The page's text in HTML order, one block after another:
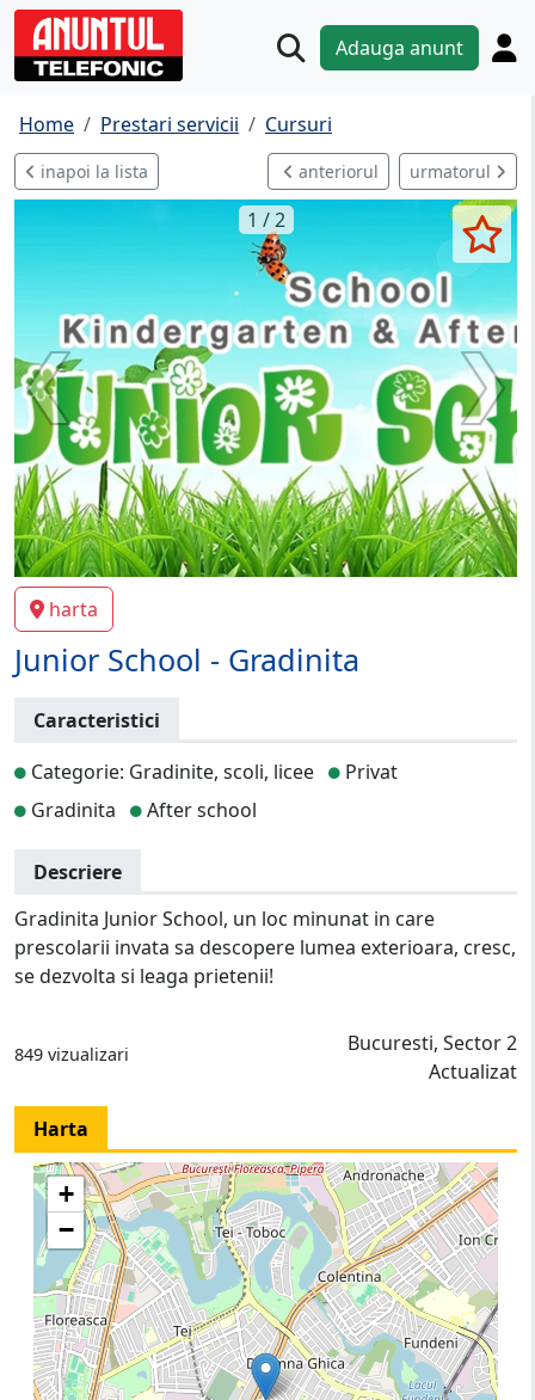
Adauga anunt
Home Prestari servicii Cursuri
inapoi la lista anteriorul urmatorul
1 / 2
harta
Junior School - Gradinita
Caracteristici
Categorie: Gradinite, scoli, licee
Privat
Gradinita
After school
Descriere
Gradinita Junior School, un loc minunat in care
prescolarii invata sa descopere lumea exterioara, cresc,
se dezvolta si leaga prietenii!
849 vizualizari
Bucuresti, Sector 2
Actualizat
Harta
+
−